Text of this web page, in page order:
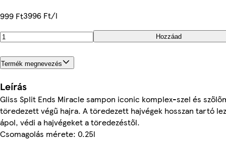
999 Ft3996 Ft/l
Hozzáad
Termék megnevezés
Leírás
Gliss Split Ends Miracle sampon iconic komplex-szel és
töredezett végű hajra. A töredezett hajvégek hosszan tartó
ápol, védi a hajvégeket a töredezéstől.
Csomagolás mérete: 0.25l